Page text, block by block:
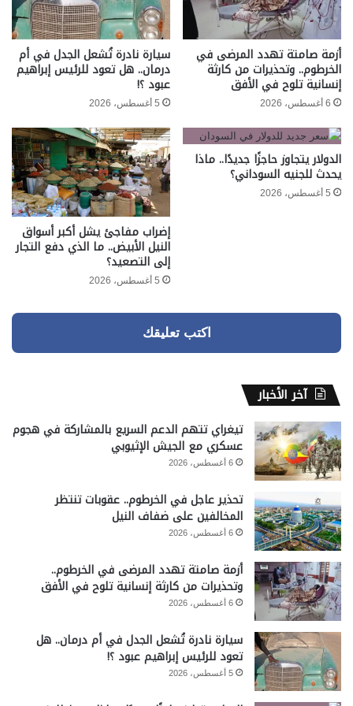
أزمة صامتة تهدد المرضى في
الخرطوم.. وتحذيرات من كارثة
إنسانية تلوح في الأفق
6 أغسطس، 2026
سيارة نادرة تُشعل الجدل في أم
درمان.. هل تعود للرئيس إبراهيم
عبود ؟!
5 أغسطس، 2026
الدولار يتجاوز حاجزًا جديدًا.. ماذا
يحدث للجنيه السوداني؟
5 أغسطس، 2026
إضراب مفاجئ يشل أكبر أسواق
النيل الأبيض.. ما الذي دفع التجار
إلى التصعيد؟
5 أغسطس، 2026
اكتب تعليقك
آخر الأخبار
تيغراي تتهم الدعم السريع بالمشاركة في هجوم
عسكري مع الجيش الإثيوبي
6 أغسطس، 2026
تحذير عاجل في الخرطوم.. عقوبات تنتظر
المخالفين على ضفاف النيل
6 أغسطس، 2026
أزمة صامتة تهدد المرضى في الخرطوم..
وتحذيرات من كارثة إنسانية تلوح في الأفق
6 أغسطس، 2026
سيارة نادرة تُشعل الجدل في أم درمان.. هل
تعود للرئيس إبراهيم عبود ؟!
5 أغسطس، 2026